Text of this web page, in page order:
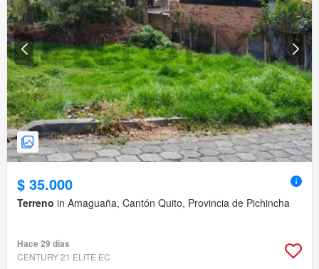
$ 35.000
Terreno in Amaguaña, Cantón Quito, Provincia de Pichincha
Hace 29 días
CENTURY 21 ELITE EC